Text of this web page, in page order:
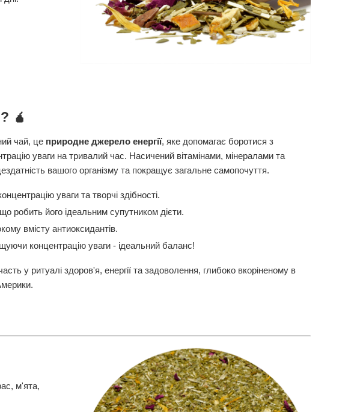
🧉
чай, це природне джерело енергії, яке допомагає боротися з
уваги на тривалий час. Насичений вітамінами, мінералами та
вашого організму та покращує загальне самопочуття.
уваги та творчі здібності.
робить його ідеальним супутником дієти.
вмісту антиоксидантів.
концентрацію уваги - ідеальний баланс!
у ритуалі здоров'я, енергії та задоволення, глибоко вкоріненому в
м'ята,